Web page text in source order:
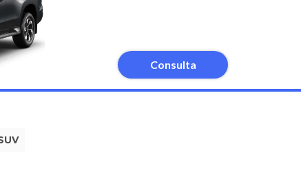
Consulta